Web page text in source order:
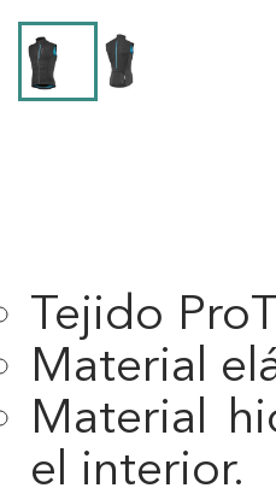
Tejido
Material
Material
el interior.